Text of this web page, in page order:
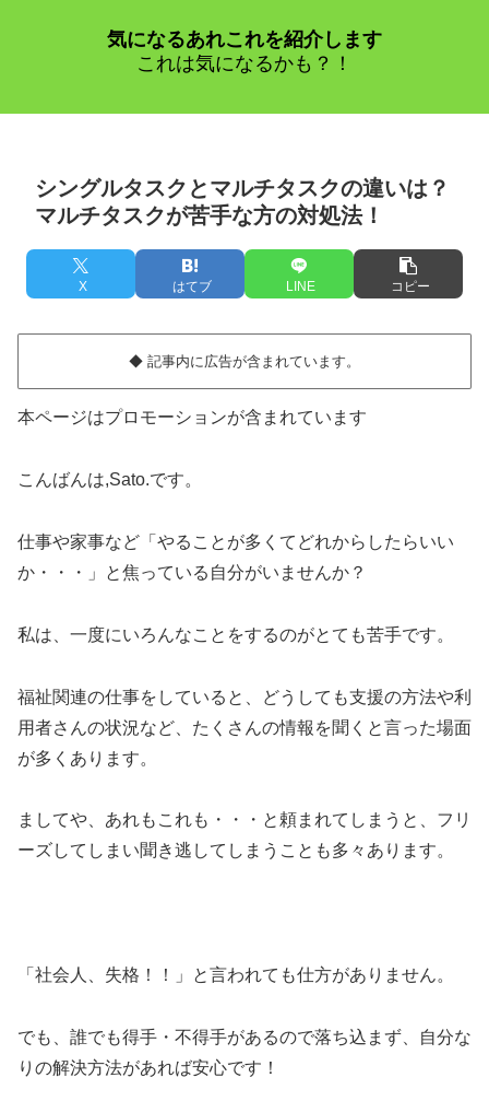
気になるあれこれを紹介します
これは気になるかも？！
シングルタスクとマルチタスクの違いは？
マルチタスクが苦手な方の対処法！
X はてブ LINE コピー
◆ 記事内に広告が含まれています。
本ページはプロモーションが含まれています
こんばんは,Sato.です。
仕事や家事など「やることが多くてどれからしたらいい
か・・・」と焦っている自分がいませんか？
私は、一度にいろんなことをするのがとても苦手です。
福祉関連の仕事をしていると、どうしても支援の方法や利
用者さんの状況など、たくさんの情報を聞くと言った場面
が多くあります。
ましてや、あれもこれも・・・と頼まれてしまうと、フリ
ーズしてしまい聞き逃してしまうことも多々あります。
「社会人、失格！！」と言われても仕方がありません。
でも、誰でも得手・不得手があるので落ち込まず、自分な
りの解決方法があれば安心です！